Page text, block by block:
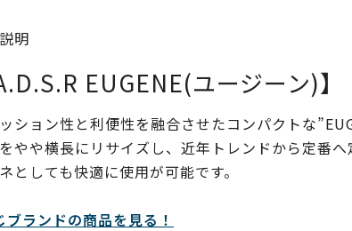
明
EUGENE(ユージーン)】
ション性と利便性を融合させたコンパクトな
やや横長にリサイズし、近年トレンドから定番
としても快適に使用が可能です。
ブランドの商品を見る！